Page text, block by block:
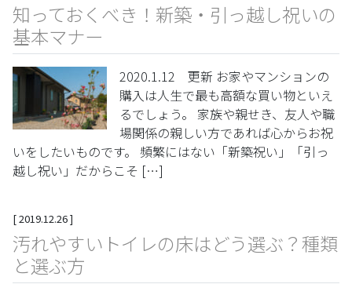
知っておくべき！新築・引っ越し祝いの
基本マナー
2020.1.12 更新 お家やマンションの
購入は人生で最も高額な買い物といえ
るでしょう。 家族や親せき、友人や職
場関係の親しい方であれば心からお祝
いをしたいものです。 頻繁にはない「新築祝い」「引っ
越し祝い」だからこそ […]
[2019.12.26]
汚れやすいトイレの床はどう選ぶ？種類
と選ぶ方